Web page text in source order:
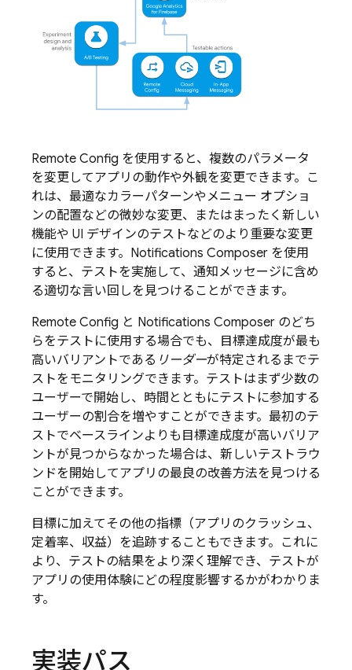
Remote Config を使用すると、複数のパラメータ
を変更してアプリの動作や外観を変更できます。こ
れは、最適なカラーパターンやメニュー オプショ
ンの配置などの微妙な変更、またはまったく新しい
機能や UI デザインのテストなどのより重要な変更
に使用できます。Notifications Composer を使用
すると、テストを実施して、通知メッセージに含め
る適切な言い回しを見つけることができます。
Remote Config と Notifications Composer のどち
らをテストに使用する場合でも、目標達成度が最も
高いバリアントである リーダーが特定されるまでテ
ストをモニタリングできます。テストはまず少数の
ユーザーで開始し、時間とともにテストに参加する
ユーザーの割合を増やすことができます。最初のテ
ストでベースラインよりも目標達成度が高いバリア
ントが見つからなかった場合は、新しいテストラウ
ンドを開始してアプリの最良の改善方法を見つける
ことができます。
目標に加えてその他の指標（アプリのクラッシュ、
定着率、収益）を追跡することもできます。これに
より、テストの結果をより深く理解でき、テストが
アプリの使用体験にどの程度影響するかがわかりま
す。
実装パス